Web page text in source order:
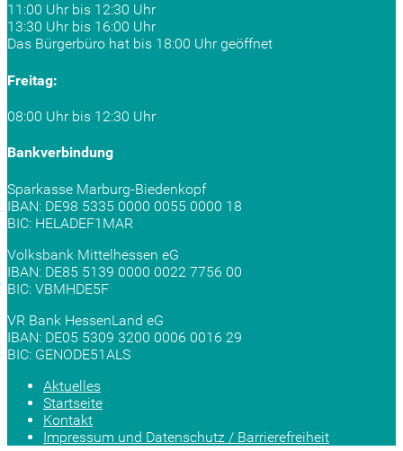
11:00 Uhr bis 12:30 Uhr
13:30 Uhr bis 16:00 Uhr
Das Bürgerbüro hat bis 18:00 Uhr geöffnet
Freitag:
08:00 Uhr bis 12:30 Uhr
Bankverbindung
Sparkasse Marburg-Biedenkopf
IBAN: DE98 5335 0000 0055 0000 18
BIC: HELADEF1MAR
Volksbank Mittelhessen eG
IBAN: DE85 5139 0000 0022 7756 00
BIC: VBMHDE5F
VR Bank HessenLand eG
IBAN: DE05 5309 3200 0006 0016 29
BIC: GENODE51ALS
Aktuelles
Startseite
Kontakt
Impressum und Datenschutz / Barrierefreiheit